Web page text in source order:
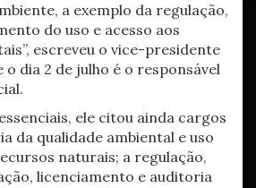
a exemplo da regulação,
do uso e acesso aos
escreveu o vice-presidente
o dia 2 de julho é o responsável
ele citou ainda cargos
da qualidade ambiental e uso
naturais; a regulação,
licenciamento e auditoria